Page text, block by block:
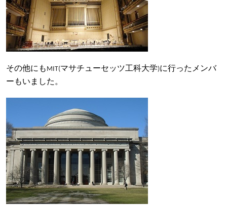
その他にも MIT(マサチューセッツ工科大学)に行ったメンバ
ーもいました。